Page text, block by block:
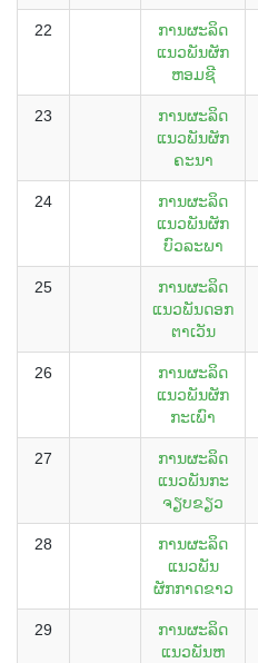
22
ການຜະລິດ
ແນວພັນຜັກ
ຫອມຊີ
23
ການຜະລິດ
ແນວພັນຜັກ
ຄະນາ
24
ການຜະລິດ
ແນວພັນຜັກ
ບົວລະພາ
25
ການຜະລິດ
ແນວພັນດອກ
ຕາເວັນ
26
ການຜະລິດ
ແນວພັນຜັກ
ກະເພົາ
27
ການຜະລິດ
ແນວພັນກະ
ຈຽບຂຽວ
28
ການຜະລິດ
ແນວພັນ
ຜັກກາດຂາວ
29
ການຜະລິດ
ແນວພັນຫ